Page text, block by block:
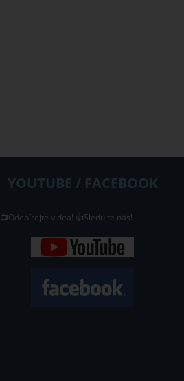
YOUTUBE / FACEBOOK
📺Odebírejte videa! 👍Sledujte nás!